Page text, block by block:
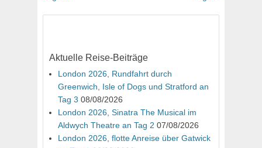
Aktuelle Reise-Beiträge
London 2026, Rundfahrt durch
Greenwich, Isle of Dogs und Stratford an
Tag 3 08/08/2026
London 2026, Sinatra The Musical im
Aldwych Theatre an Tag 2 07/08/2026
London 2026, flotte Anreise über Gatwick